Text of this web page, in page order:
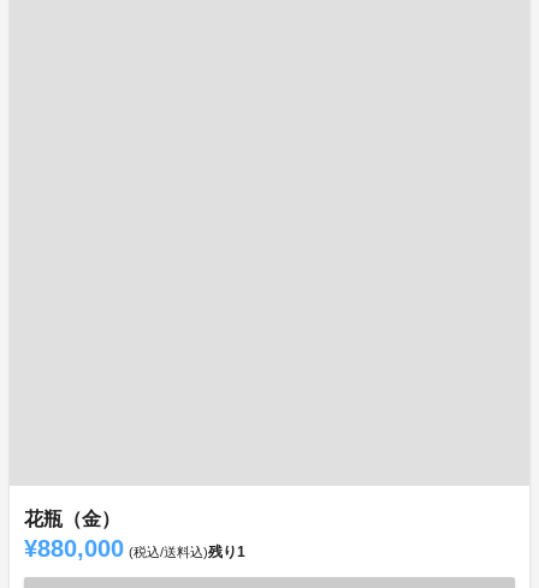
花瓶（金）
¥880,000 (税込/送料込)残り1